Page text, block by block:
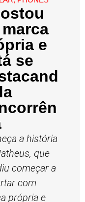
e
se
a história
que
começar a
com
própria e